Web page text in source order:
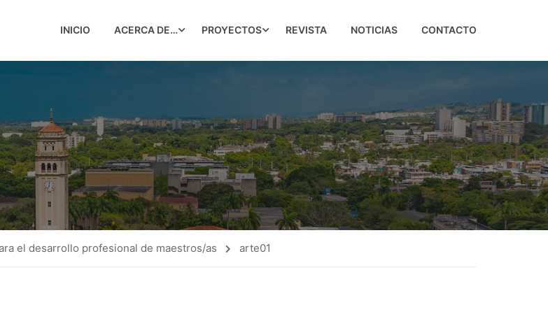
INICIO ACERCA DE… PROYECTOS REVISTA NOTICIAS CONTACTO
el desarrollo profesional de maestros/as arte01